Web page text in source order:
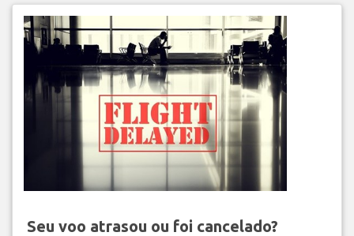
Seu voo atrasou ou foi cancelado?